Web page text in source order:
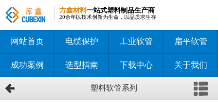
方鑫材料一站式塑料制品生产商
20余年以技术创新为生命，以品质求生存
网站首页 电缆保护 工业软管 扁平软管
成功案例 选型指南 下载中心 关于我们
塑料软管系列